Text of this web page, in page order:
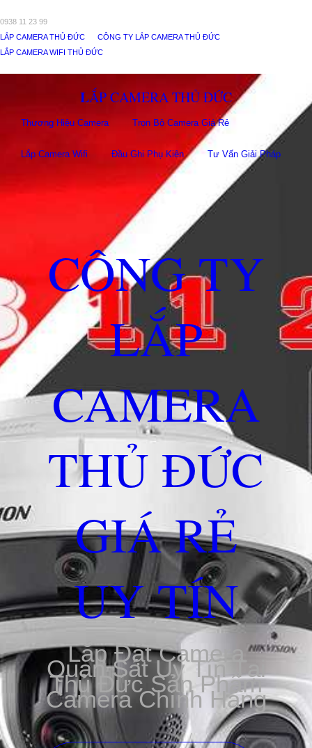
0938 11 23 99
LẮP CAMERA THỦ ĐỨC
CÔNG TY LẮP CAMERA THỦ ĐỨC
LẮP CAMERA WIFI THỦ ĐỨC
LẮP CAMERA THỦ ĐỨC
Thương Hiệu Camera Trọn Bộ Camera Giá Rẻ
Lắp Camera Wifi Đầu Ghi Phụ Kiên Tư Vấn Giải Pháp
CÔNG TY
LẮP
CAMERA
THỦ ĐỨC
GIÁ RẺ
UY TÍN
Lắp Đặt Camera
Quan Sát Uy Tín Tại
Thủ Đức Sản Phẩm
Camera Chính Hãng